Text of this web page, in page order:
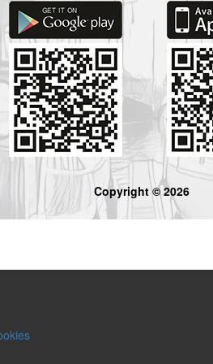
Copyright © 2026